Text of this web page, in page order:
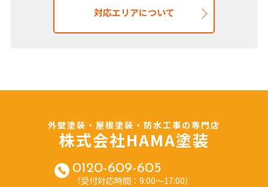
対応エリアについて
外壁塗装・屋根塗装・防水工事の専門店
株式会社HAMA塗装
0120-609-605
（受付対応時間：9:00～17:00）